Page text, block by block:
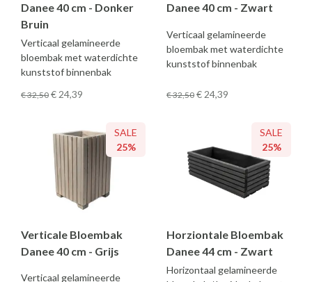
Danee 40 cm - Donker
Bruin
Verticaal gelamineerde
bloembak met waterdichte
kunststof binnenbak
€ 32,50 € 24,39
Danee 40 cm - Zwart
Verticaal gelamineerde
bloembak met waterdichte
kunststof binnenbak
€ 32,50 € 24,39
SALE
25%
Verticale Bloembak
Danee 40 cm - Grijs
Verticaal gelamineerde
SALE
25%
Horziontale Bloembak
Danee 44 cm - Zwart
Horizontaal gelamineerde